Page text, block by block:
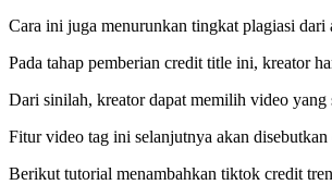
Cara ini juga menurunkan tingkat plagiasi
Pada tahap pemberian credit title ini, kreator
Dari sinilah, kreator dapat memilih video
Fitur video tag ini selanjutnya akan
Berikut tutorial menambahkan tiktok credit